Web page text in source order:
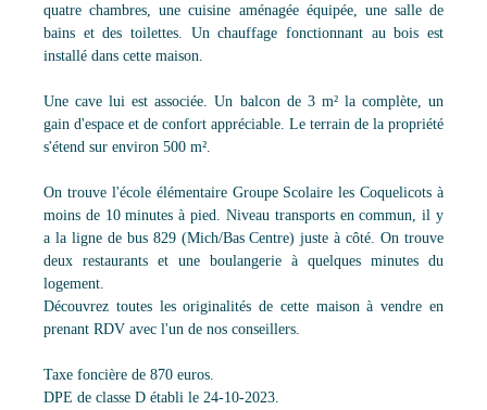
quatre chambres, une cuisine aménagée équipée, une salle de
bains et des toilettes. Un chauffage fonctionnant au bois est
installé dans cette maison.
Une cave lui est associée. Un balcon de 3 m² la complète, un
gain d'espace et de confort appréciable. Le terrain de la propriété
s'étend sur environ 500 m².
On trouve l'école élémentaire Groupe Scolaire les Coquelicots à
moins de 10 minutes à pied. Niveau transports en commun, il y
a la ligne de bus 829 (Mich/Bas Centre) juste à côté. On trouve
deux restaurants et une boulangerie à quelques minutes du
logement.
Découvrez toutes les originalités de cette maison à vendre en
prenant RDV avec l'un de nos conseillers.
Taxe foncière de 870 euros.
DPE de classe D établi le 24-10-2023.